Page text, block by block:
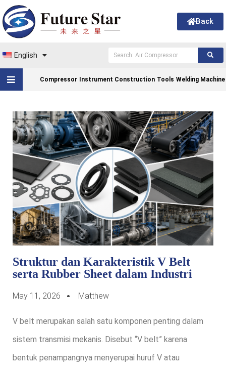
Back
English
Compressor Instrument Construction Tools Welding Machine
Struktur dan Karakteristik V Belt
serta Rubber Sheet dalam Industri
May 11, 2026 Matthew
V belt merupakan salah satu komponen penting dalam
sistem transmisi mekanis. Disebut “V belt” karena
bentuk penampangnya menyerupai huruf V atau